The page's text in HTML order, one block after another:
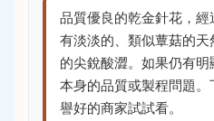
品質優良的乾金針花，
有淡淡的、類似蕈菇的
的尖銳酸澀。如果仍有
本身的品質或製程問題
譽好的商家試試看。